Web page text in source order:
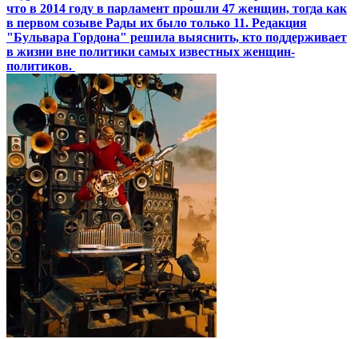
что в 2014 году в парламент прошли 47 женщин, тогда как
в первом созыве Рады их было только 11. Редакция
"Бульвара Гордона" решила выяснить, кто поддерживает
в жизни вне политики самых известных женщин-
политиков.